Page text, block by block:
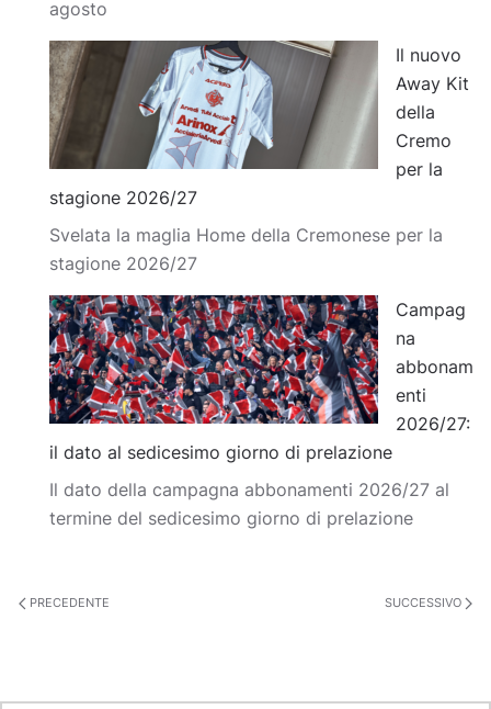
agosto
Il nuovo
Away Kit
della
Cremo
per la
stagione 2026/27
Svelata la maglia Home della Cremonese per la
stagione 2026/27
Campag
na
abbonam
enti
2026/27:
il dato al sedicesimo giorno di prelazione
Il dato della campagna abbonamenti 2026/27 al
termine del sedicesimo giorno di prelazione
PRECEDENTE SUCCESSIVO